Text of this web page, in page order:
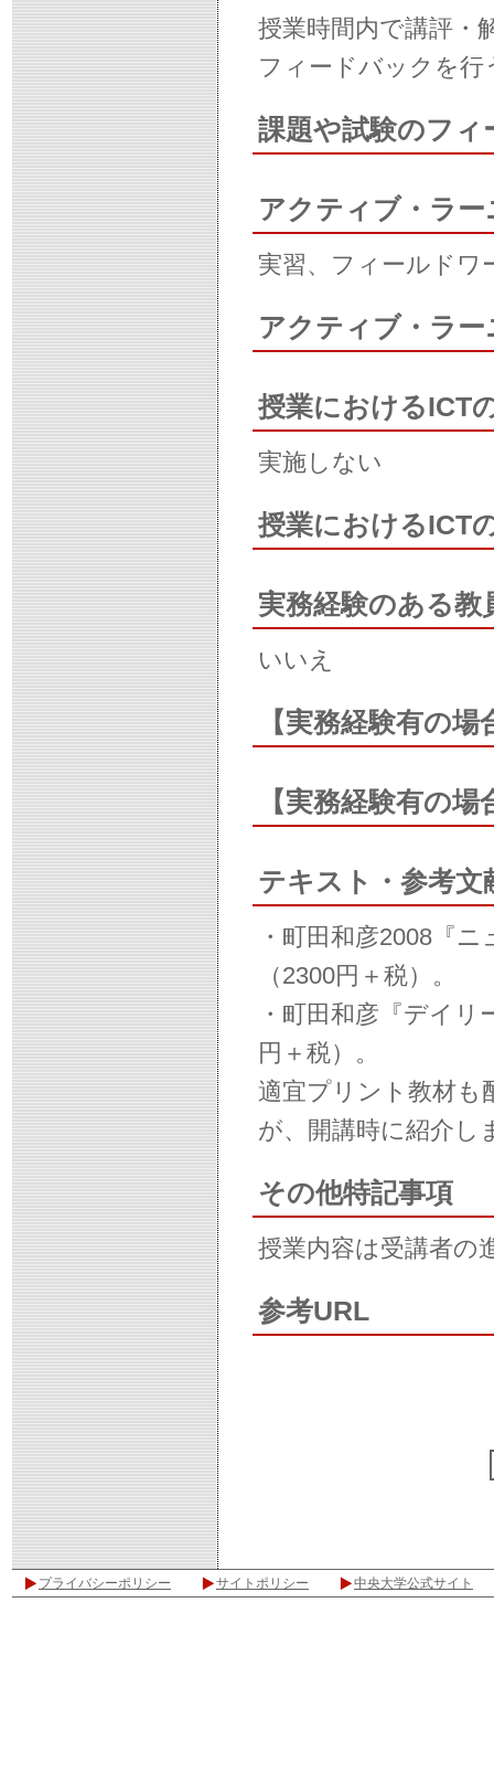
授業時間内で講評・
フィードバックを行
課題や試験のフィ
アクティブ・ラ
実習、フィールドワ
アクティブ・ラ
授業におけるICT
実施しない
授業におけるICT
実務経験のある教
いいえ
【実務経験有の
【実務経験有の
テキスト・参考文
・町田和彦2008『
（2300円＋税）。
・町田和彦『デイ
円＋税）。
適宜プリント教材も
が、開講時に紹介し
その他特記事項
授業内容は受講者の
参考URL
プライバシーポリシー サイトポリシー 中央大学公式サイト